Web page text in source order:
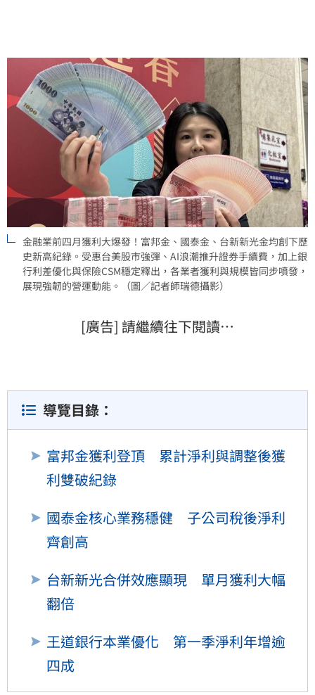
金融業前四月獲利大爆發！富邦金、國泰金、台新新光金均創下歷
史新高紀錄。受惠台美股市強彈、AI浪潮推升證券手續費，加上銀
行利差優化與保險CSM穩定釋出，各業者獲利與規模皆同步噴發，
展現強韌的營運動能。（圖／記者師瑞德攝影）
[廣告] 請繼續往下閱讀…
導覽目錄：
富邦金獲利登頂 累計淨利與調整後獲
利雙破紀錄
國泰金核心業務穩健 子公司稅後淨利
齊創高
台新新光合併效應顯現 單月獲利大幅
翻倍
王道銀行本業優化 第一季淨利年增逾
四成